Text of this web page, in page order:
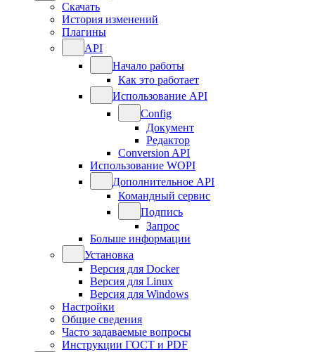
Скачать
История изменений
Плагины
API
Начало работы
Как это работает
Использование API
Config
Документ
Редактор
Conversion API
Использование WOPI
Дополнительное API
Командный сервис
Подпись
Запрос
Больше информации
Установка
Версия для Docker
Версия для Linux
Версия для Windows
Настройки
Общие сведения
Часто задаваемые вопросы
Инструкции ГОСТ и PDF